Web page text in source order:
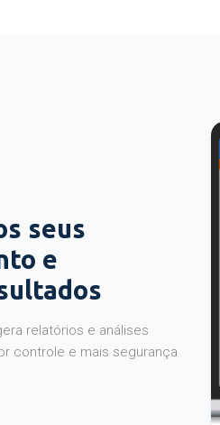
seus
e
relatórios e análises
controle e mais segurança